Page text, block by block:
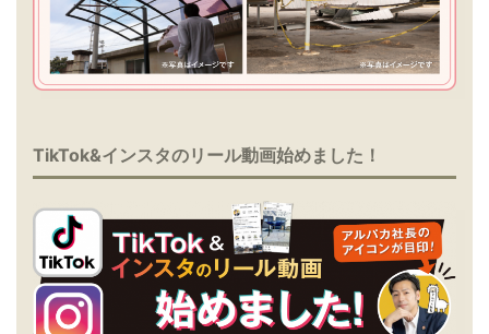
TikTok&インスタのリール動画始めました！